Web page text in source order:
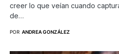
creer lo que veían cuando
de…
POR ANDREA GONZÁLEZ